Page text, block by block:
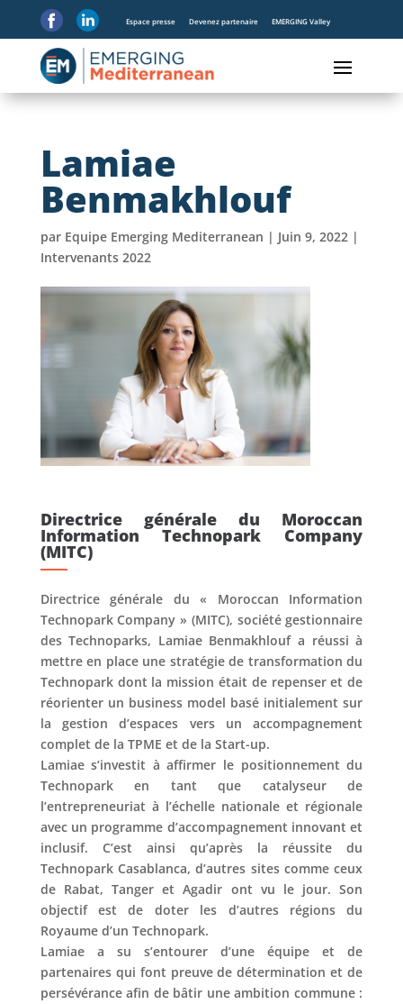
Espace presse Devenez partenaire EMERGING Valley
Lamiae
Benmakhlouf
par Equipe Emerging Mediterranean | Juin 9, 2022|
Intervenants 2022
Directrice générale du Moroccan
Information Technopark Company
(MITC)
Directrice générale du « Moroccan Information
Technopark Company » (MITC), société gestionnaire
des Technoparks, Lamiae Benmakhlouf a réussi à
mettre en place une stratégie de transformation du
Technopark dont la mission était de repenser et de
réorienter un business model basé initialement sur
la gestion d’espaces vers un accompagnement
complet de la TPME et de la Start-up.
Lamiae s’investit à affirmer le positionnement du
Technopark en tant que catalyseur de
l’entrepreneuriat à l’échelle nationale et régionale
avec un programme d’accompagnement innovant et
inclusif. C’est ainsi qu’après la réussite du
Technopark Casablanca, d’autres sites comme ceux
de Rabat, Tanger et Agadir ont vu le jour. Son
objectif est de doter les d’autres régions du
Royaume d’un Technopark.
Lamiae a su s’entourer d’une équipe et de
partenaires qui font preuve de détermination et de
persévérance afin de bâtir une ambition commune :